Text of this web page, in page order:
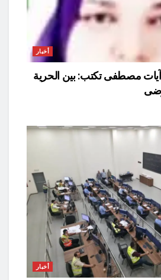
أخبار
مصطفى تكتب: بين الحرية
أخبار